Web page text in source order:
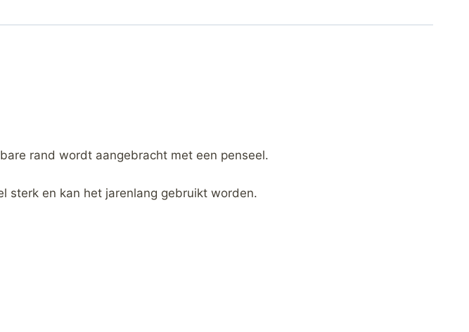
rand wordt aangebracht met een penseel.
sterk en kan het jarenlang gebruikt worden.